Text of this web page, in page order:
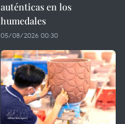
auténticas en los
humedales
05/08/2026 00:30